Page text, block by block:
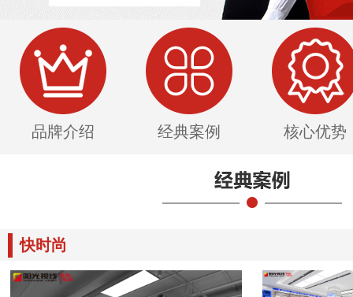
品牌介绍 经典案例 核心优势
快时尚